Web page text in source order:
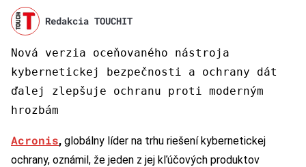
Redakcia TOUCHIT
Nová verzia oceňovaného nástroja
kybernetickej bezpečnosti a ochrany dát
ďalej zlepšuje ochranu proti moderným
hrozbám
Acronis, globálny líder na trhu riešení kybernetickej
ochrany, oznámil, že jeden z jej kľúčových produktov